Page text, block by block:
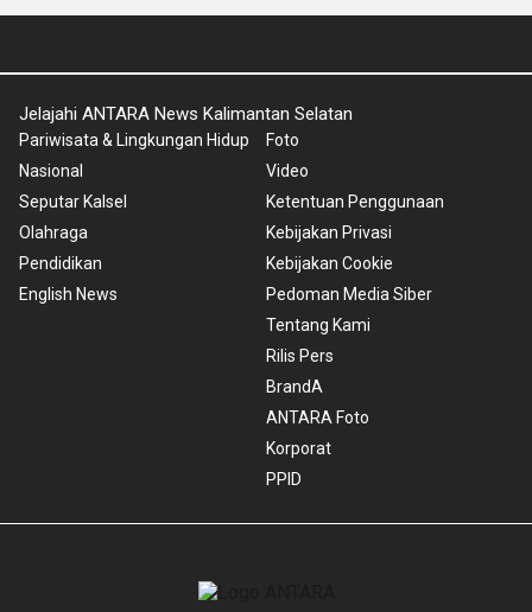
Jelajahi ANTARA News Kalimantan Selatan
Pariwisata & Lingkungan Hidup
Nasional
Seputar Kalsel
Olahraga
Pendidikan
English News
Foto
Video
Ketentuan Penggunaan
Kebijakan Privasi
Kebijakan Cookie
Pedoman Media Siber
Tentang Kami
Rilis Pers
BrandA
ANTARA Foto
Korporat
PPID